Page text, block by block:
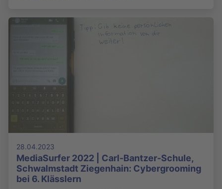
28.04.2023
MediaSurfer 2022 | Carl-Bantzer-Schule,
Schwalmstadt Ziegenhain: Cybergrooming
bei 6. Klässlern